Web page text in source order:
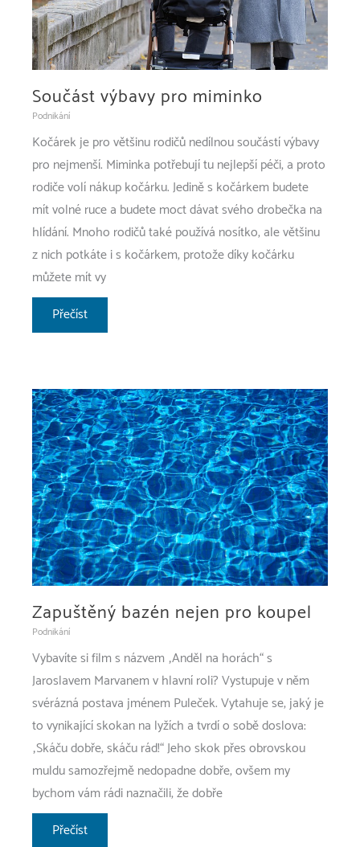
Součást výbavy pro miminko
Podnikání
Kočárek je pro většinu rodičů nedílnou součástí výbavy
pro nejmenší. Miminka potřebují tu nejlepší péči, a proto
rodiče volí nákup kočárku. Jedině s kočárkem budete
mít volné ruce a budete moct dávat svého drobečka na
hlídání. Mnoho rodičů také používá nosítko, ale většinu
z nich potkáte i s kočárkem, protože díky kočárku
můžete mít vy
Součást
výbavy
Přečíst
Zapuštěný bazén nejen pro koupel
Podnikání
Vybavíte si film s názvem „Anděl na horách“ s
Jaroslavem Marvanem v hlavní roli? Vystupuje v něm
svérázná postava jménem Puleček. Vytahuje se, jaký je
to vynikající skokan na lyžích a tvrdí o sobě doslova:
„Skáču dobře, skáču rád!“ Jeho skok přes obrovskou
muldu samozřejmě nedopadne dobře, ovšem my
bychom vám rádi naznačili, že dobře
Zapuštěný
Přečíst